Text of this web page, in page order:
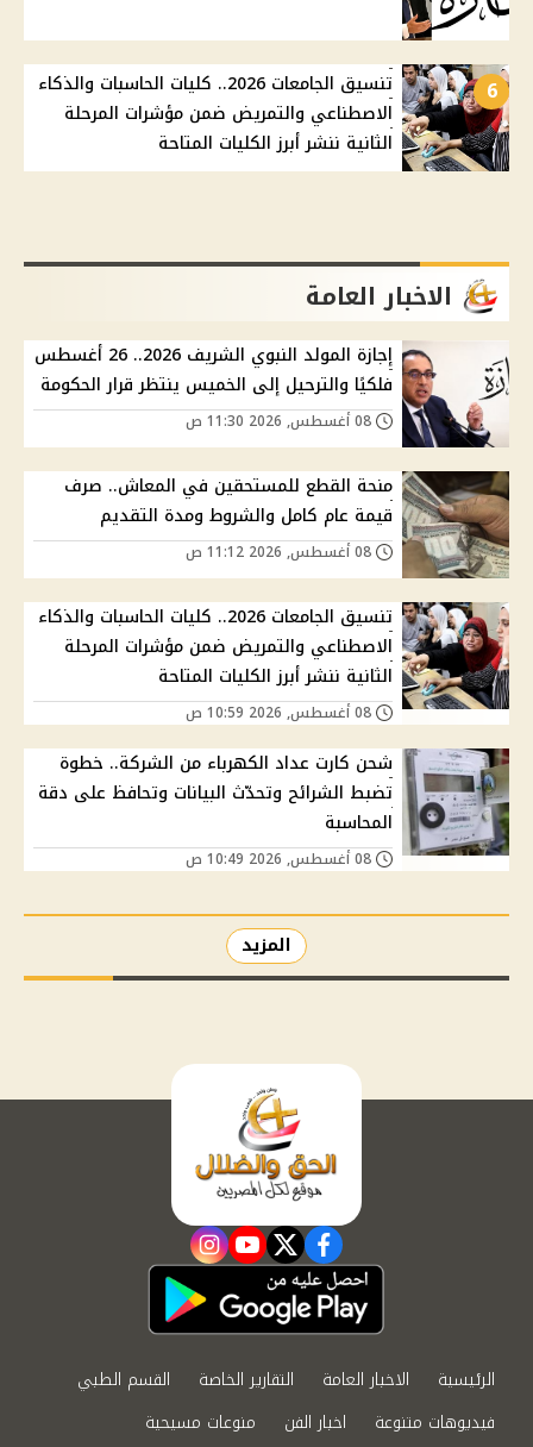
6
تنسيق الجامعات 2026.. كليات الحاسبات والذكاء
الاصطناعي والتمريض ضمن مؤشرات المرحلة
الثانية ننشر أبرز الكليات المتاحة
الاخبار العامة
إجازة المولد النبوي الشريف 2026.. 26 أغسطس
فلكيًا والترحيل إلى الخميس ينتظر قرار الحكومة
منحة القطع للمستحقين في المعاش.. صرف
قيمة عام كامل والشروط ومدة التقديم
تنسيق الجامعات 2026.. كليات الحاسبات والذكاء
الاصطناعي والتمريض ضمن مؤشرات المرحلة
الثانية ننشر أبرز الكليات المتاحة
شحن كارت عداد الكهرباء من الشركة.. خطوة
تضبط الشرائح وتحدّث البيانات وتحافظ على دقة
المحاسبة
المزيد
facebook
twitter
youtube
instagram
الرئيسية الاخبار العامة التقارير الخاصة
القسم الطبي
فيديوهات متنوعة
اخبار الفن منوعات مسيحية